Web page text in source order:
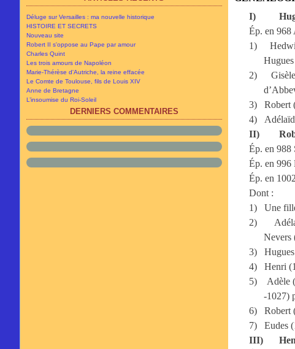
Avril(5)
(11)
Février (5)
Janvier
Novembre(8)
Octobre (13)
Septembre(34)
(13)
Juillet
(19)
Juin (59)
Déluge sur Versailles : ma nouvelle historique
HISTOIRE ET SECRETS
Nouveau site
Robert II s'oppose au Pape par amour
Charles Quint
Les trois amours de Napoléon
Marie-Thérèse d'Autriche, la reine effacée
Le Comte de Toulouse, fils de Louis XIV
Anne de Bretagne
L’insoumise du Roi-Soleil
DERNIERS COMMENTAIRES
I)
Ép. en 968
1)
2)
3)
Robert
4)
II)
Ép. en 988
Ép. en 996
Ép. en
Dont :
1)
Une
2)
Nevers
3)
4)
Henri
5)
Adèle
-1027)
6)
Robert
7)
Eudes
III)